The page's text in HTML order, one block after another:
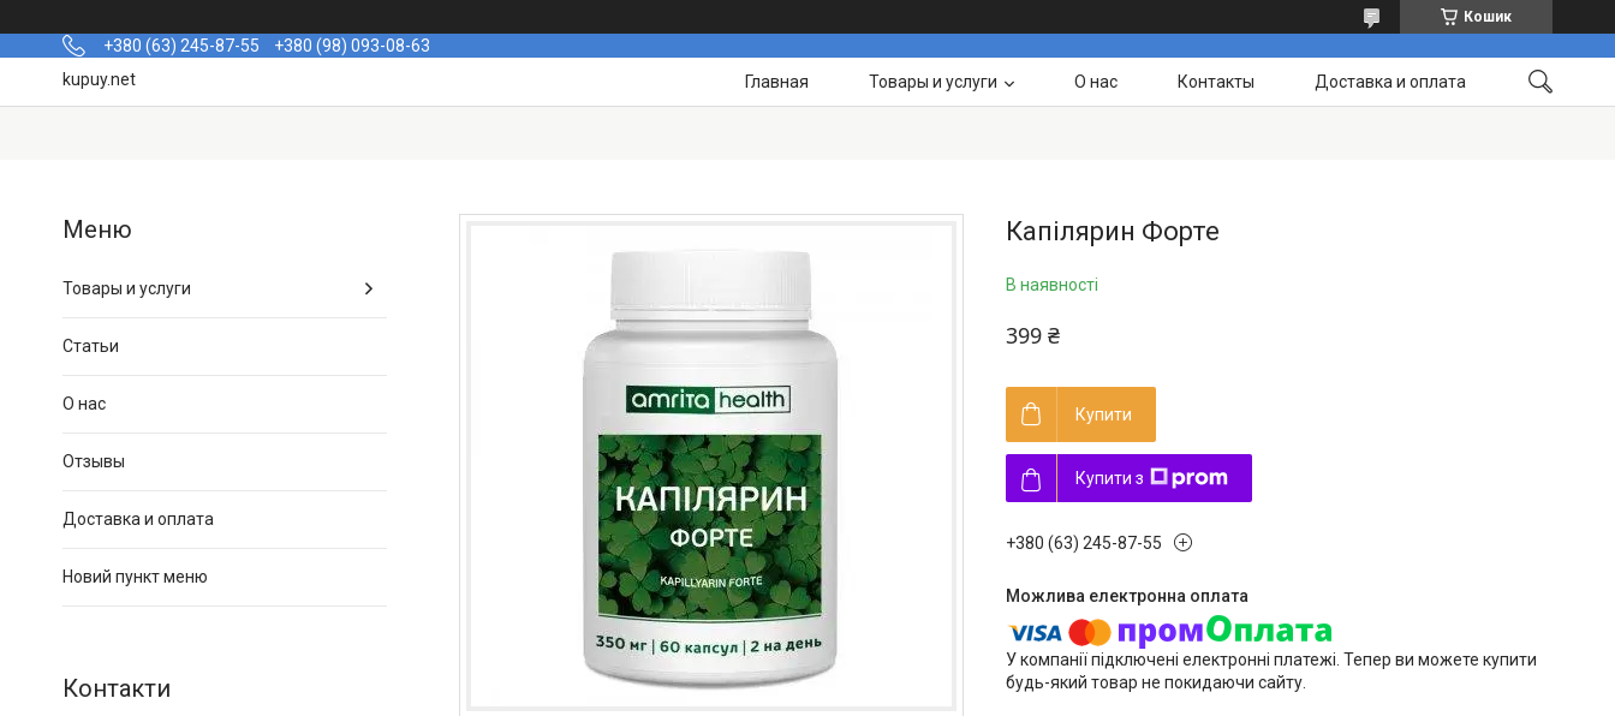
Кошик
+380 (63) 245-87-55
+380 (98) 093-08-63
kupuy.net
Главная Товары и услуги О нас Контакты Доставка и оплата
Капілярин Форте
В наявності
399 ₴
Купити
Купити з
+380 (63) 245-87-55
У компанії підключені електронні платежі. Тепер ви можете купити
будь-який товар не покидаючи сайту.
Товары и услуги
Статьи
О нас
Отзывы
Доставка и оплата
Новий пункт меню